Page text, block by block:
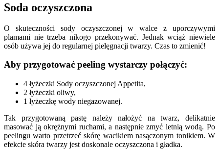
Soda oczyszczona
O skuteczności sody oczyszczonej w walce z uporczywymi
plamami nie trzeba nikogo przekonywać. Jednak wciąż niewiele
osób używa jej do regularnej pielęgnacji twarzy. Czas to zmienić!
Aby przygotować peeling wystarczy połączyć:
4 łyżeczki Sody oczyszczonej Appetita,
2 łyżeczki oliwy,
1 łyżeczkę wody niegazowanej.
Tak przygotowaną pastę należy nałożyć na twarz, delikatnie
masować ją okrężnymi ruchami, a następnie zmyć letnią wodą. Po
peelingu warto przetrzeć skórę wacikiem nasączonym tonikiem. W
efekcie skóra twarzy jest doskonale oczyszczona i gładka.